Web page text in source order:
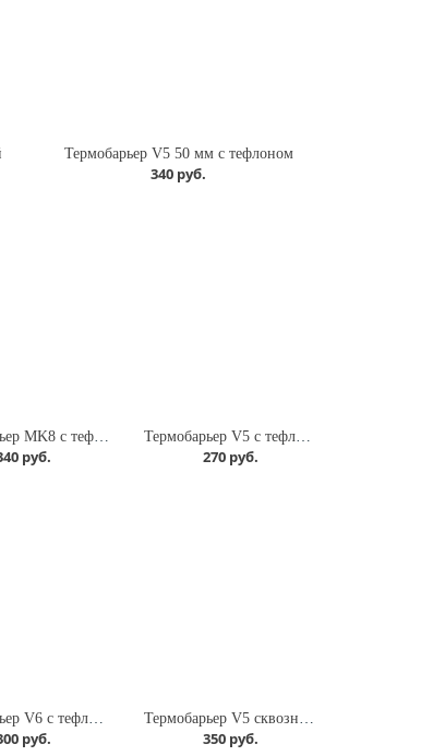
Термобарьер V5 50 мм с тефлоном
340 руб.
руб. 270 руб.
руб. 350 руб.